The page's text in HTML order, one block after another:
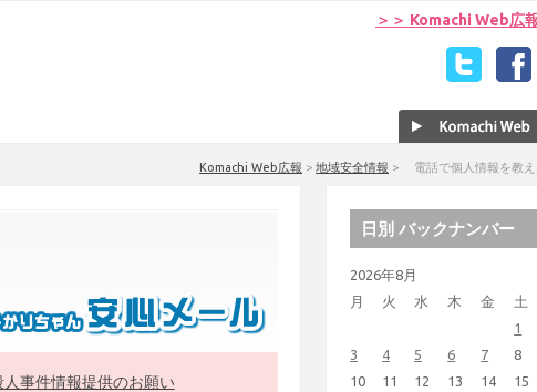
＞＞ Komachi Web広
Komachi Web広報 > 地域安全情報 > 電話で個人情報を教え
事件情報提供のお願い
日別 バックナンバー
2026年8月
月
火 水 木 金 土
1
3
4 5 6 7 8
10
11 12 13 14 15